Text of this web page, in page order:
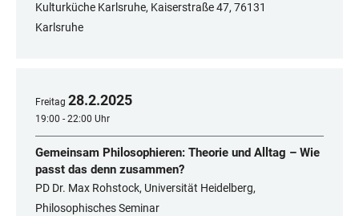
Kulturküche Karlsruhe, Kaiserstraße 47, 76131
Karlsruhe
Freitag 28.2.2025
19:00 - 22:00 Uhr
Gemeinsam Philosophieren: Theorie und Alltag – Wie
passt das denn zusammen?
PD Dr. Max Rohstock, Universität Heidelberg,
Philosophisches Seminar